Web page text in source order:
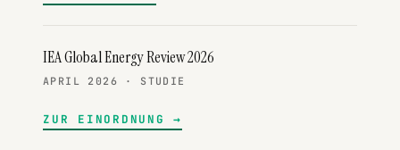
IEA Global Energy Review 2026
APRIL 2026 · STUDIE
ZUR EINORDNUNG